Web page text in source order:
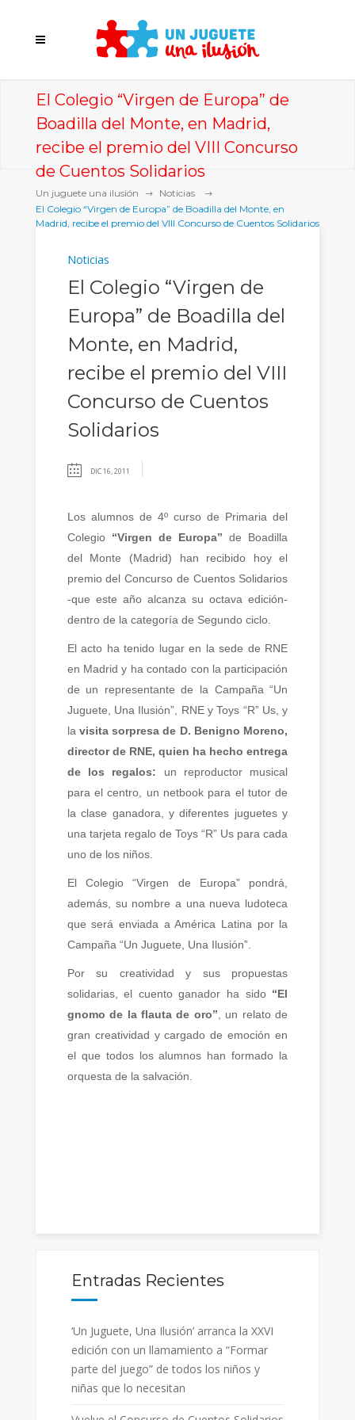
El Colegio “Virgen de Europa” de
Boadilla del Monte, en Madrid,
recibe el premio del VIII Concurso
de Cuentos Solidarios
Un juguete una ilusión
Noticias
El Colegio “Virgen de Europa” de Boadilla del Monte, en
Madrid, recibe el premio del VIII Concurso de Cuentos Solidarios
Noticias
El Colegio “Virgen de
Europa” de Boadilla del
Monte, en Madrid,
recibe el premio del VIII
Concurso de Cuentos
Solidarios
DIC 16, 2011
Los alumnos de 4º curso de Primaria del
Colegio“Virgen de Europa” de Boadilla
del Monte (Madrid) han recibido hoy el
premio del Concurso de Cuentos Solidarios
-que este año alcanza su octava edición-
dentro de la categoría de Segundo ciclo.
El acto ha tenido lugar en la sede de RNE
en Madrid y ha contado con la participación
de un representante de la Campaña “Un
Juguete, Una Ilusión”, RNE y Toys “R” Us, y
lavisita sorpresa de D. Benigno Moreno,
director de RNE, quien ha hecho entrega
de los regalos: un reproductor musical
para el centro, un netbook para el tutor de
la clase ganadora, y diferentes juguetes y
una tarjeta regalo de Toys “R” Us para cada
uno de los niños.
El Colegio “Virgen de Europa” pondrá,
además, su nombre a una nueva ludoteca
que será enviada a América Latina por la
Campaña “Un Juguete, Una Ilusión”.
Por su creatividad y sus propuestas
solidarias, el cuento ganador ha sido “El
gnomo de la flauta de oro” , un relato de
gran creatividad y cargado de emoción en
el que todos los alumnos han formado la
orquesta de la salvación.
Entradas Recientes
‘Un Juguete, Una Ilusión’ arranca la XXVI
edición con un llamamiento a “Formar
parte del juego” de todos los niños y
niñas que lo necesitan